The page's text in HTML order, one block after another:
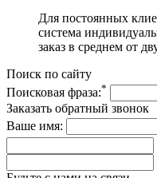
Для постоянных
система
заказ в среднем от
Поиск по сайту
Поисковая фраза:*
Заказать обратный звонок
Ваше имя: